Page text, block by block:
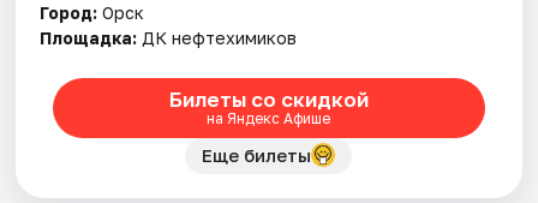
Город: Орск
Площадка: ДК нефтехимиков
Билеты со скидкой
на Яндекс Афише
Еще билеты